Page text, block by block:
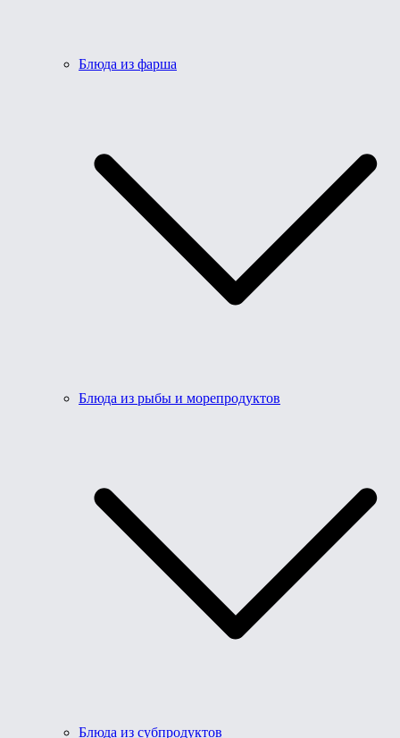
Блюда из фарша
Блюда из рыбы и морепродуктов
Блюда из субпродуктов